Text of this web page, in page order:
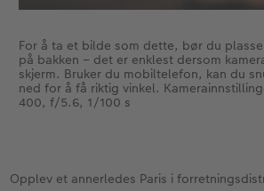
For å ta et bilde som dette, bør du
på bakken – det er enklest dersom
skjerm. Bruker du mobiltelefon, kan du
ned for å få riktig vinkel.
400, f/5.6, 1/100 s
Opplev et annerledes Paris i